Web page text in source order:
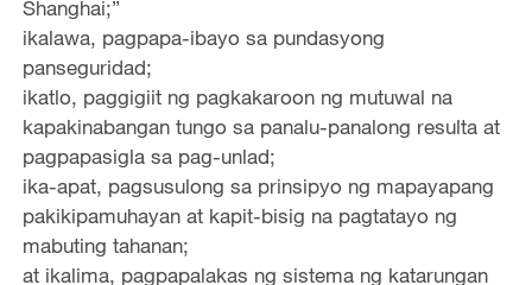
Shanghai;”
ikalawa, pagpapa-ibayo sa pundasyong
panseguridad;
ikatlo, paggigiit ng pagkakaroon ng mutuwal na
kapakinabangan tungo sa panalu-panalong resulta at
pagpapasigla sa pag-unlad;
ika-apat, pagsusulong sa prinsipyo ng mapayapang
pakikipamuhayan at kapit-bisig na pagtatayo ng
mabuting tahanan;
at ikalima, pagpapalakas ng sistema ng katarungan